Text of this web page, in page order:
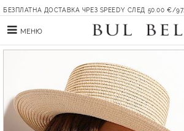
БЕЗПЛАТНА ДОСТАВКА ЧРЕЗ SPEEDY СЛЕД 50.00 €/
МЕНЮ